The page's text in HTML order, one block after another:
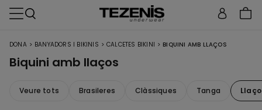
DONA > BANYADORS I BIKINIS > CALCETES BIKINI > BIQUINI AMB LLAÇOS
Biquini amb llaços
Veure tots Brasileres Clàssiques Tanga